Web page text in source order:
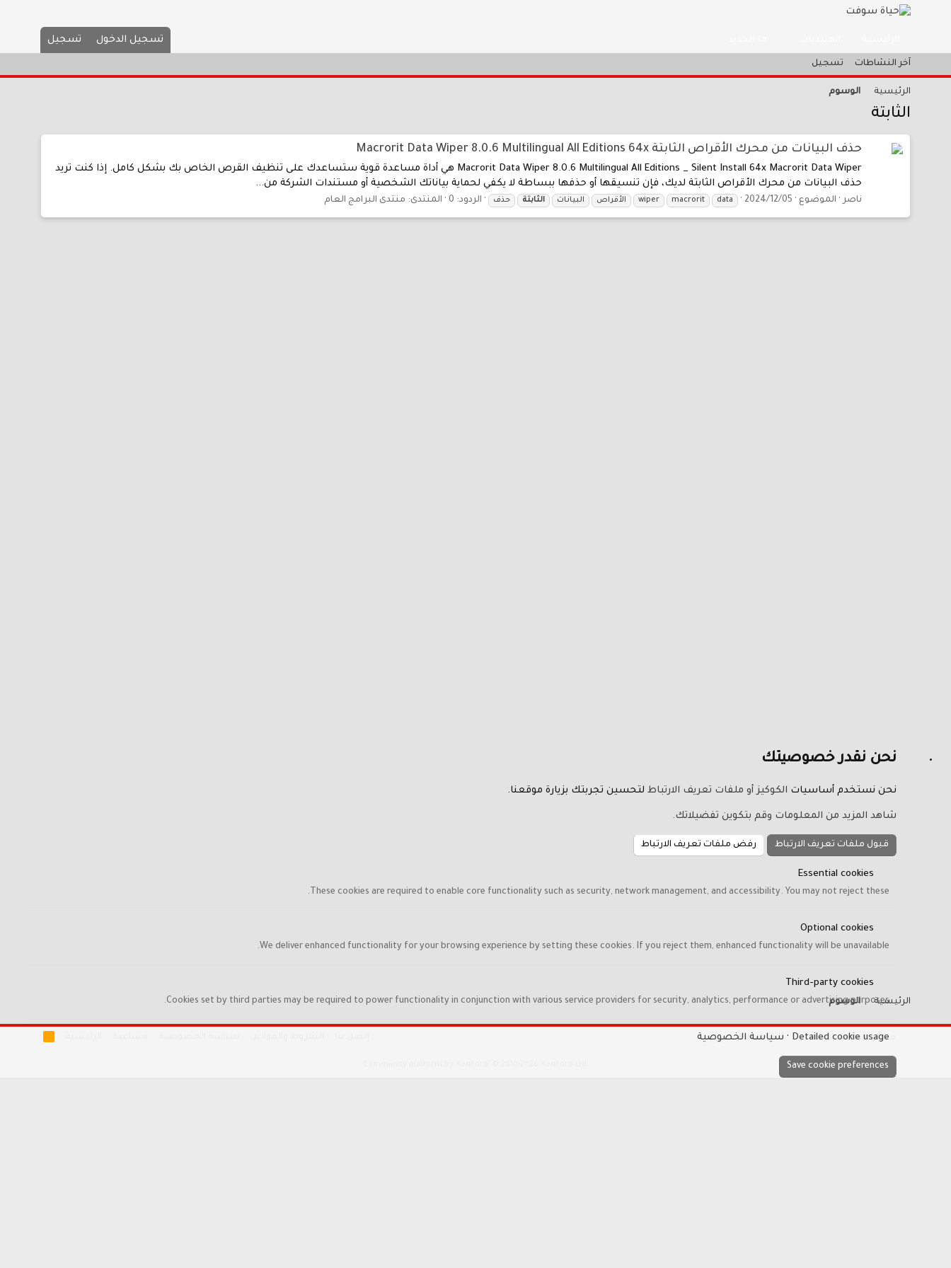
تسجيل الدخول تسجيل
آخر النشاطات تسجيل
الرئيسية الوسوم
الثابتة
حذف البيانات من محرك الأقراص الثابتة Macrorit Data Wiper 8.0.6 Multilingual All Editions 64x
Macrorit Data Wiper 8.0.6 Multilingual All Editions _ Silent Install 64x Macrorit Data Wiper هي أداة مساعدة قوية ستساعدك على تنظيف القرص الخاص بك بشكل كامل. إذا كنت تريد
حذف البيانات من محرك الأقراص الثابتة لديك، فإن تنسيقها أو حذفها ببساطة لا يكفي لحماية بياناتك الشخصية أو مستندات الشركة من...
ناصر الموضوع 2024/12/05
data
macrorit
wiper الأقراص البيانات الثابتة حذف الردود: 0 المنتدى: منتدى البرامج العام
الرئيسية الوسوم
ملفات تعريف الارتباط
نحن نقدر خصوصيتك
نحن نستخدم أساسيات الكوكيز أو ملفات تعريف الارتباط لتحسين تجربتك بزيارة موقعنا.
شاهد المزيد من المعلومات وقم بتكوين تفضيلاتك.
قبول ملفات تعريف الارتباط رفض ملفات تعريف الارتباط
Essential cookies
These cookies are required to enable core functionality such as security, network management, and accessibility. You may not reject these.
Optional cookies
We deliver enhanced functionality for your browsing experience by setting these cookies. If you reject them, enhanced functionality will be unavailable.
Third-party cookies
Cookies set by third parties may be required to power functionality in conjunction with various service providers for security, analytics, performance or advertising purposes.
Detailed cookie usage سياسة الخصوصية
Save cookie preferences